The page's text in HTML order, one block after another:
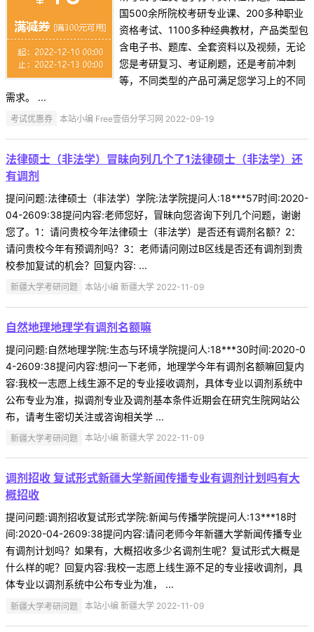
国500余所院校考研专业课、200多种职业
资格考试、1100多种经典教材，产品类型包
含电子书、题库、全套资料以及视频，无论
您是考研复习、考证刷题，还是考前冲刺
等，不同类型的产品可满足您学习上的不同
需求。 ...
考试优惠券 本站小编 Free壹佰分学习网 2022-09-19
法律硕士（非法学）冒昧向列几个了1法律硕士（非法学）还
有调剂
提问问题:法律硕士（非法学）学院:法学院提问人:18***57时间:2020-
04-2609:38提问内容:老师您好，冒昧向您咨询下列几个问题，谢谢
您了。1：请问贵校今年法律硕士（非法学）是否还有调剂名额？2：
请问贵校今年有预调剂吗？3：老师请问刚过B区线是否还有调剂到贵
校参加复试的机会？回复内容: ...
新疆大学考研问题 本站小编 新疆大学 2022-11-09
自然地理地理学有调剂名额嘛
提问问题:自然地理学院:生态与环境学院提问人:18***30时间:2020-0
4-2609:38提问内容:想问一下老师，地理学今年有调剂名额嘛回复内
容:我校一志愿上线生源不足的专业接收调剂，具体专业以调剂系统中
公布专业为准，拟调剂专业及调剂基本条件近期会在研究生院网站公
布，请考生密切关注或咨询相关学 ...
新疆大学考研问题 本站小编 新疆大学 2022-11-09
调剂招收 复试形式新疆大学新闻传播专业有调剂计划吗有大
概招收
提问问题:调剂招收复试形式学院:新闻与传播学院提问人:13***18时
间:2020-04-2609:38提问内容:请问老师今年新疆大学新闻传播专业
有调剂计划吗？如果有，大概招收多少名调剂生呢？复试形式大概是
什么样的呢？回复内容:我校一志愿上线生源不足的专业接收调剂，具
体专业以调剂系统中公布专业为准， ...
新疆大学考研问题 本站小编 新疆大学 2022-11-09